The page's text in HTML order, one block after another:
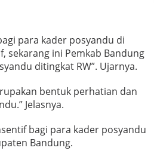
para kader posyandu di
sekarang ini Pemkab Bandung
ditingkat RW”. Ujarnya.
bentuk perhatian dan
Jelasnya.
bagi para kader posyandu
Bandung.